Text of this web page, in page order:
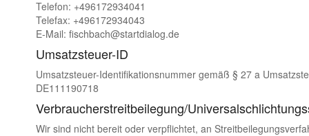
Telefon: +496172934041
Telefax: +496172934043
E-Mail: fischbach@startdialog.de
Umsatzsteuer-ID
Umsatzsteuer-Identifikationsnummer gemäß § 27 a
DE111190718
Verbraucher­streit­beilegung/
Wir sind nicht bereit oder verpflichtet, an